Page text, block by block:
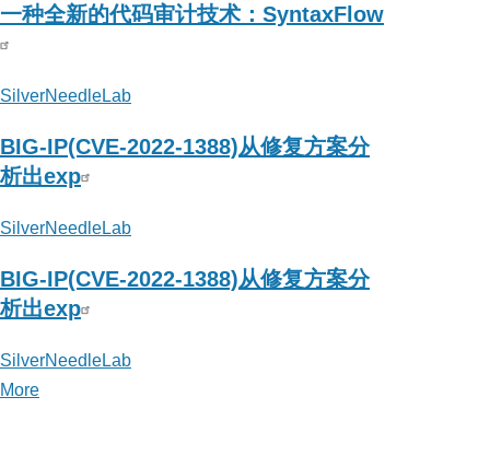
恩
室
一种全新的代码审计技术：SyntaxFlow
SilverNeedleLab
BIG-IP(CVE-2022-1388)从修复方案分
析出exp
SilverNeedleLab
BIG-IP(CVE-2022-1388)从修复方案分
析出exp
SilverNeedleLab
More